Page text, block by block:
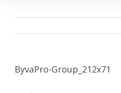
ByvaPro-Group_212x71